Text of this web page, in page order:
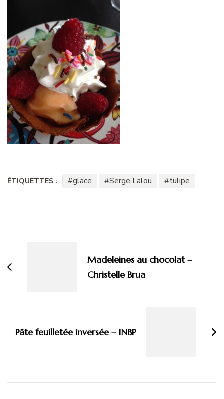
ÉTIQUETTES : glace Serge Lalou tulipe
Madeleines au chocolat –
Christelle Brua
Pâte feuilletée inversée – INBP